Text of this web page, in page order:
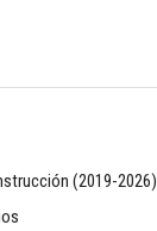
(2019-2026)